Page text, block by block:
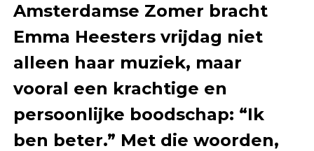
Amsterdamse Zomer bracht
Emma Heesters vrijdag niet
alleen haar muziek, maar
vooral een krachtige en
persoonlijke boodschap: “Ik
ben beter.” Met die woorden,